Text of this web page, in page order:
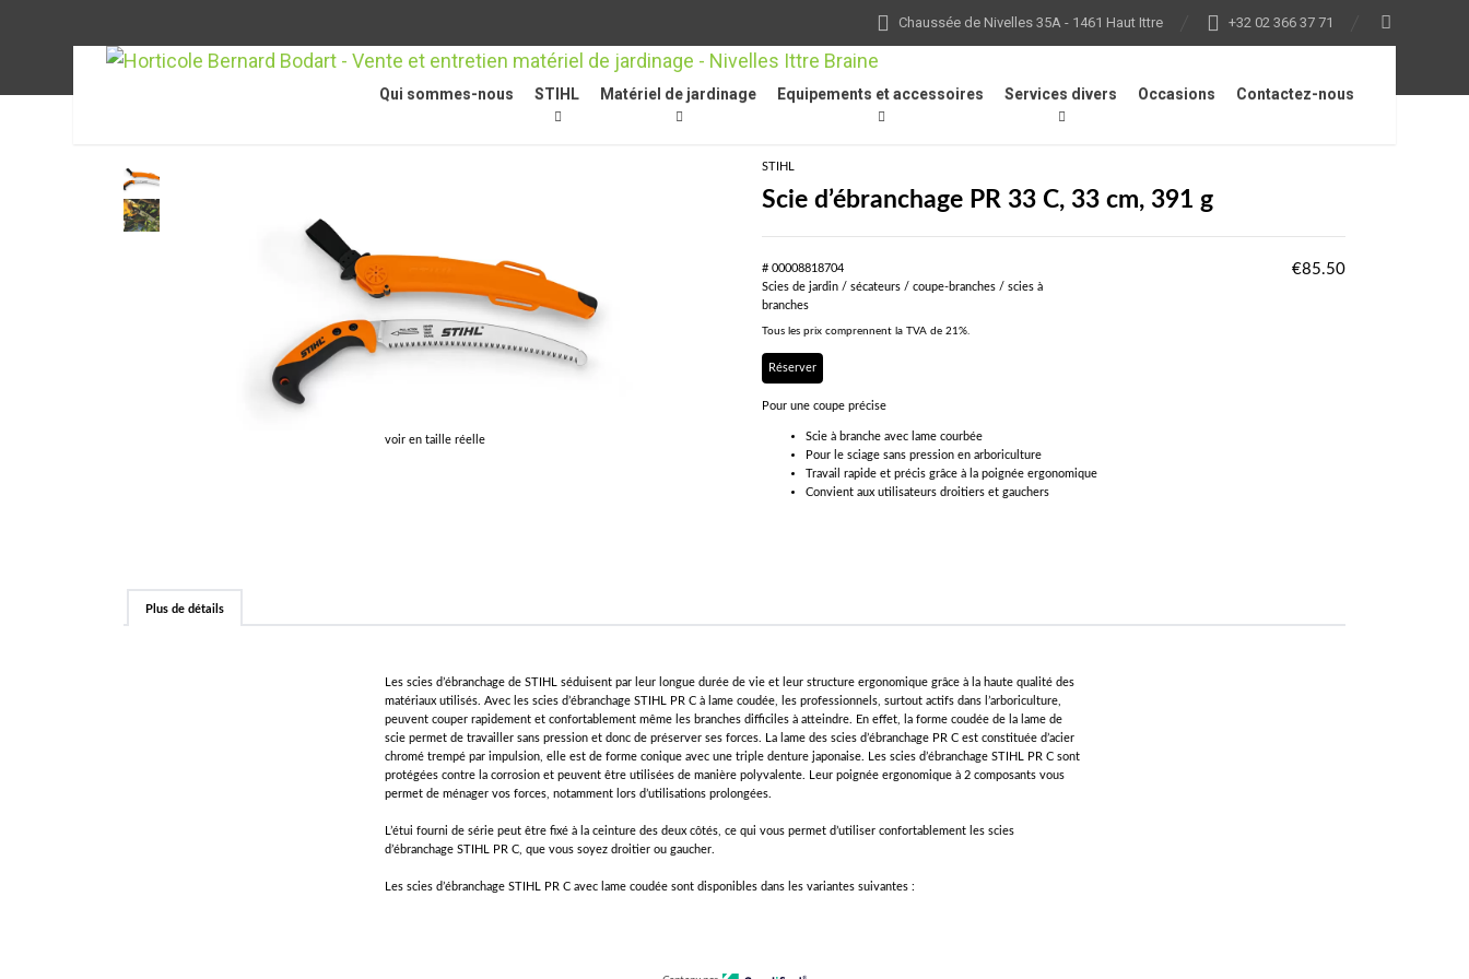
Chaussée de Nivelles 35A - 1461 Haut Ittre +32 02 366 37 71
Qui sommes-nous STIHL Matériel de jardinage Equipements et accessoires Services divers Occasions
Contactez-nous
voir en taille réelle
STIHL
Scie d’ébranchage PR 33 C, 33 cm, 391 g
# 00008818704
Scies de jardin / sécateurs / coupe-branches / scies à
branches
€85.50
Tous les prix comprennent la TVA de 21%.
Réserver
Pour une coupe précise
Scie à branche avec lame courbée
Pour le sciage sans pression en arboriculture
Travail rapide et précis grâce à la poignée ergonomique
Convient aux utilisateurs droitiers et gauchers
Plus de détails
Les scies d’ébranchage de STIHL séduisent par leur longue durée de vie et leur structure ergonomique grâce à la haute qualité des
matériaux utilisés. Avec les scies d’ébranchage STIHL PR C à lame coudée, les professionnels, surtout actifs dans l’arboriculture,
peuvent couper rapidement et confortablement même les branches difficiles à atteindre. En effet, la forme coudée de la lame de
scie permet de travailler sans pression et donc de préserver ses forces. La lame des scies d’ébranchage PR C est constituée d’acier
chromé trempé par impulsion, elle est de forme conique avec une triple denture japonaise. Les scies d’ébranchage STIHL PR C sont
protégées contre la corrosion et peuvent être utilisées de manière polyvalente. Leur poignée ergonomique à 2 composants vous
permet de ménager vos forces, notamment lors d’utilisations prolongées.
L’étui fourni de série peut être fixé à la ceinture des deux côtés, ce qui vous permet d’utiliser confortablement les scies
d’ébranchage STIHL PR C, que vous soyez droitier ou gaucher.
Les scies d’ébranchage STIHL PR C avec lame coudée sont disponibles dans les variantes suivantes :